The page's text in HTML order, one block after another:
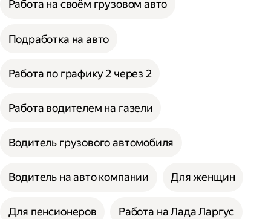
Работа на своём грузовом авто
Подработка на авто
Работа по графику 2 через 2
Работа водителем на газели
Водитель грузового автомобиля
Водитель на авто компании Для женщин
Для пенсионеров Работа на Лада Ларгус